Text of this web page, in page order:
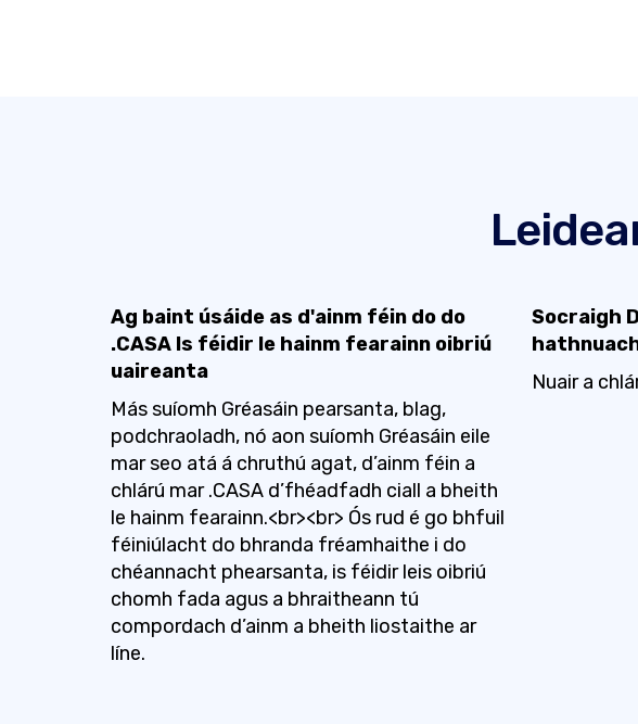
Ag baint úsáide as d'ainm féin do do
.CASA Is féidir le hainm fearainn oibriú
uaireanta
Más suíomh Gréasáin pearsanta, blag,
podchraoladh, nó aon suíomh Gréasáin eile
mar seo atá á chruthú agat, d’ainm féin a
chlárú mar .CASA d’fhéadfadh ciall a bheith
le hainm fearainn.<br><br> Ós rud é go bhfuil
féiniúlacht do bhranda fréamhaithe i do
chéannacht phearsanta, is féidir leis oibriú
chomh fada agus a bhraitheann tú
compordach d’ainm a bheith liostaithe ar
líne.
Socraigh
Nuair a